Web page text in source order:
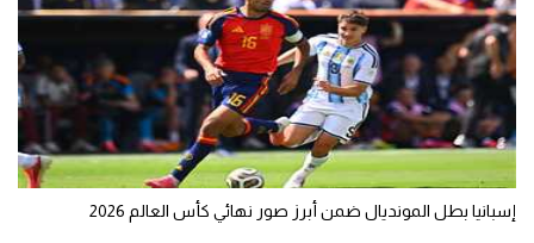
إسبانيا بطل المونديال ضمن أبرز صور نهائي كأس العالم 2026